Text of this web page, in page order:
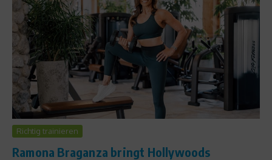
Richtig trainieren
Ramona Braganza bringt Hollywoods